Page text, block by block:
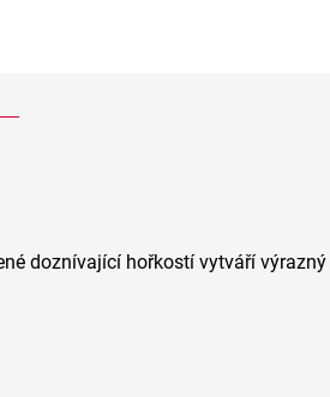
doznívající hořkostí vytváří